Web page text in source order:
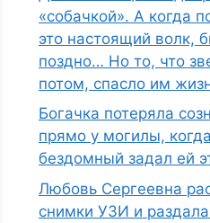
«собачкой». А когда
это настоящий волк,
поздно… Но то, что
потом, спасло им
Богачка потеряла
прямо у могилы, когда
бездомный задал ей
Любовь Сергеевна
снимки УЗИ и